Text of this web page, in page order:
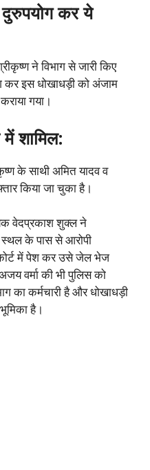
कर ये
ने विभाग से जारी किए
कर इस धोखाधड़ी को अंजाम
गया।
शामिल:
के साथी अमित यादव व
किया जा चुका है।
वेदप्रकाश शुक्ल ने
स्थल के पास से आरोपी
में पेश कर उसे जेल भेज
वर्मा की भी पुलिस को
का कर्मचारी है और धोखाधड़ी
है।